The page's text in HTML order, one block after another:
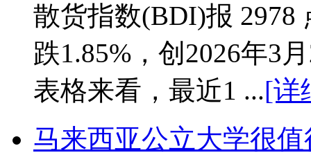
散货指数(BDI)报 2978
跌1.85%，创2026年3
表格来看，最近1 ...[详
马来西亚公立大学很值